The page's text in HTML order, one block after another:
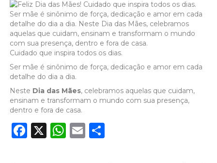
Cuidado que inspira todos os dias.
Ser mãe é sinônimo de força, dedicação e amor em cada
detalhe do dia a dia.
Neste Dia das Mães, celebramos aquelas que cuidam,
ensinam e transformam o mundo com sua presença,
dentro e fora de casa.
Facebook
X WhatsApp
Email